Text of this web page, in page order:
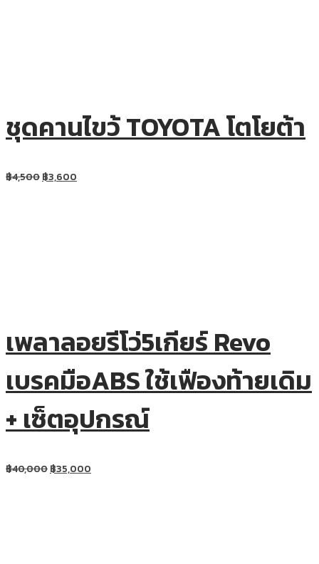
ชุดคานไขว้ TOYOTA โตโยต้า
฿4,500฿3,600
เพลาลอยรีโว่5เกียร์ Revo
เบรคมือABS ใช้เฟืองท้ายเดิม
+ เซ็ตอุปกรณ์
฿40,000฿35,000